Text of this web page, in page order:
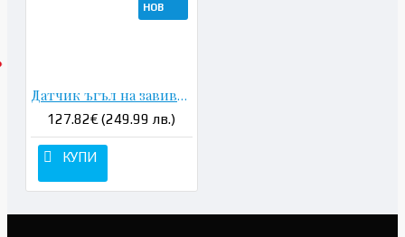
НОВ
Датчик ъгъл на завиване - A1694640818
127.82€ (249.99 лв.)
КУПИ